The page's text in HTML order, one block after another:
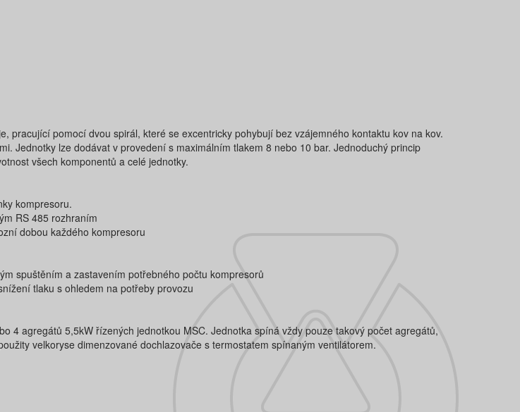
pracující pomocí dvou spirál, které se excentricky pohybují bez vzájemného kontaktu kov na kov.
Jednotky lze dodávat v provedení s maximálním tlakem 8 nebo 10 bar. Jednoduchý princip
všech komponentů a celé jednotky.
kompresoru.
RS 485 rozhraním
dobou každého kompresoru
spuštěním a zastavením potřebného počtu kompresorů
tlaku s ohledem na potřeby provozu
4 agregátů 5,5kW řízených jednotkou MSC. Jednotka spíná vždy pouze takový počet agregátů,
velkoryse dimenzované dochlazovače s termostatem spínaným ventilátorem.